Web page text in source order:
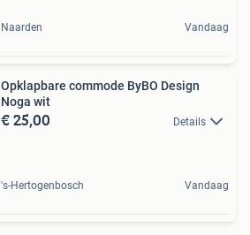
Naarden Vandaag
Opklapbare commode ByBO Design
Noga wit
€ 25,00 Details
's-Hertogenbosch Vandaag